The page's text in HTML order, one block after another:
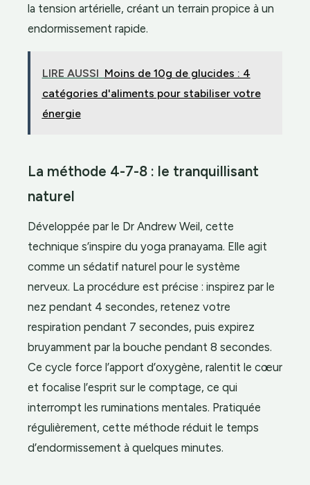
la tension artérielle, créant un terrain propice à un
endormissement rapide.
LIRE AUSSI Moins de 10g de glucides : 4
catégories d'aliments pour stabiliser votre
énergie
La méthode 4-7-8 : le tranquillisant
naturel
Développée par le Dr Andrew Weil, cette
technique s’inspire du yoga pranayama. Elle agit
comme un sédatif naturel pour le système
nerveux. La procédure est précise : inspirez par le
nez pendant 4 secondes, retenez votre
respiration pendant 7 secondes, puis expirez
bruyamment par la bouche pendant 8 secondes.
Ce cycle force l’apport d’oxygène, ralentit le cœur
et focalise l’esprit sur le comptage, ce qui
interrompt les ruminations mentales. Pratiquée
régulièrement, cette méthode réduit le temps
d’endormissement à quelques minutes.